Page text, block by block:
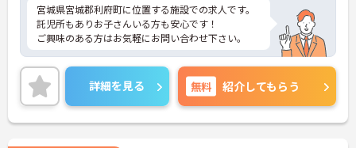
宮城県宮城郡利府町に位置する施設での求人です。
託児所もありお子さんいる方も安心です！
ご興味のある方はお気軽にお問い合わせ下さい。
詳細を見る 無料 紹介してもらう